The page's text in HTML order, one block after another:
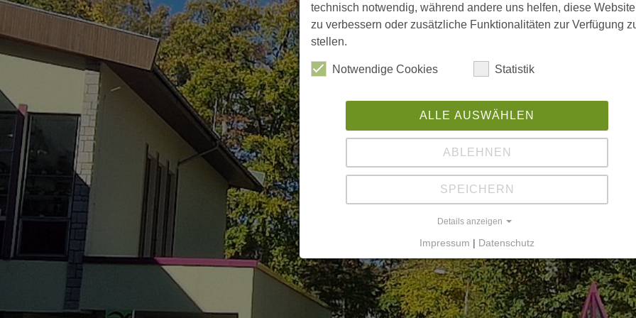
technisch notwendig, während andere uns helfen, diese Website
zu verbessern oder zusätzliche Funktionalitäten zur Verfügung
stellen.
Notwendige Cookies Statistik
ALLE AUSWÄHLEN
ABLEHNEN
SPEICHERN
Details anzeigen
Impressum | Datenschutz